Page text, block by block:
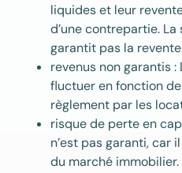
liquides et leur
d’une contrepartie.
garantit pas la
revenus non garantis
fluctuer en fonction
règlement par les
risque de perte en
n’est pas garanti, car
du marché immobilier.